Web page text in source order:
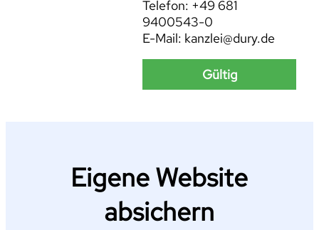
Telefon: +49 681
9400543-0
E-Mail: kanzlei@dury.de
Gültig
Eigene Website
absichern